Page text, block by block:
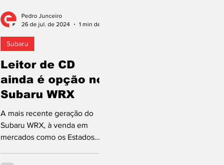
Leitor de CD
ainda é opção no
Subaru WRX
A mais recente geração do
Subaru WRX, à venda em
mercados como os Estados
comprador optar por um leitor
Subaru
Pedro Junceiro
26 de jul. de 2024